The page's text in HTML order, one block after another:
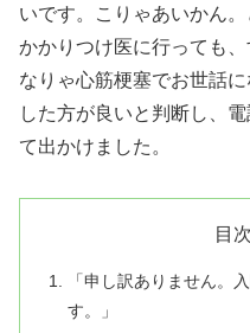
いです。こりゃあいかん
かかりつけ医に行っても
なりゃ心筋梗塞でお世話
した方が良いと判断し、
て出かけました。
目次
「申し訳ありません。
す。」